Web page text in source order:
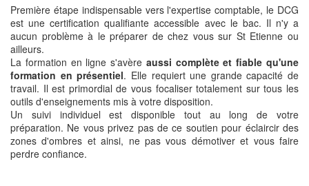
Première étape indispensable vers l'expertise comptable, le DCG
est une certification qualifiante accessible avec le bac. Il n'y a
aucun problème à le préparer de chez vous sur St Etienne ou
ailleurs.
La formation en ligne s'avère aussi complète et fiable qu'une
formation en présentiel. Elle requiert une grande capacité de
travail. Il est primordial de vous focaliser totalement sur tous les
outils d'enseignements mis à votre disposition.
Un suivi individuel est disponible tout au long de votre
préparation. Ne vous privez pas de ce soutien pour éclaircir des
zones d'ombres et ainsi, ne pas vous démotiver et vous faire
perdre confiance.